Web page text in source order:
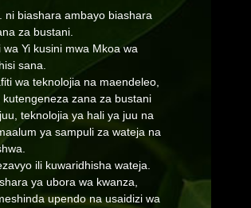
ni biashara ambayo biashara
za bustani.
Yi kusini mwa Mkoa wa
sana.
wa teknolojia na maendeleo,
zana za bustani
teknolojia ya hali ya juu na
ya sampuli za wateja na
ili kuwaridhisha wateja.
ya ubora wa kwanza,
upendo na usaidizi wa